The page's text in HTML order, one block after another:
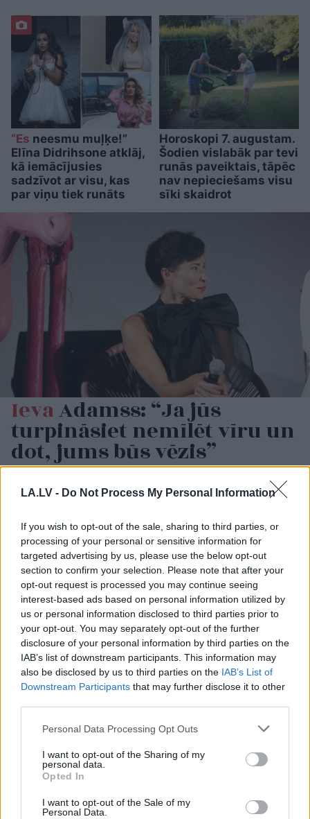
LA.LV - Do Not Process My Personal Information
If you wish to opt-out of the sale, sharing to third parties, or
processing of your personal or sensitive information for
targeted advertising by us, please use the below opt-out
section to confirm your selection. Please note that after your
opt-out request is processed you may continue seeing
interest-based ads based on personal information utilized by
us or personal information disclosed to third parties prior to
your opt-out. You may separately opt-out of the further
disclosure of your personal information by third parties on the
IAB’s list of downstream participants. This information may
also be disclosed by us to third parties on the IAB’s List of
Downstream Participants that may further disclose it to other
Please note that this website/app uses one or more Google
not limited to your visit or usage behaviour. You may click to
grant or deny consent to Google and its third-party tags to
use your data for below specified purposes in below Google
consent section.
Personal Data Processing Opt Outs
I want to opt-out of the Sharing of my
personal data.
Opted In
I want to opt-out of the Sale of my
Personal Data.
“Es neesmu muļķe!”
Elīna Didrihsone atklāj,
kā iemācījusies
sadzīvot ar visu, kas
par viņu tiek runāts
Horoskopi 7. augustam.
Šodien vislabāk par tevi
runās paveiktais, tāpēc
nav nepieciešams visu
sīki skaidrot
IevaAdamss: “Ja jūs
turpināsiet nemīlēt vīru un
dot, jums būs vēzis”
aizrauties
Vaidarbs no 9.00 līdz 17.00 jūs tracina?
Numerologi izceļ četrus dzimšanas
datumus, kuru īpašniekiem brīvība ir īpaši
svarīga
Cilvēkusaizrāvis ātrs IQ tests: tas liks
izkustināt smadzenes, lai pārbaudītu tavu
erudīciju
raisa jautājumus līdzcilvēkos
Dzer un tievē? Nosauktas 9 tējas, kas
palīdzēs atbrīvoties no liekā svara
Lasīt citas ziņas